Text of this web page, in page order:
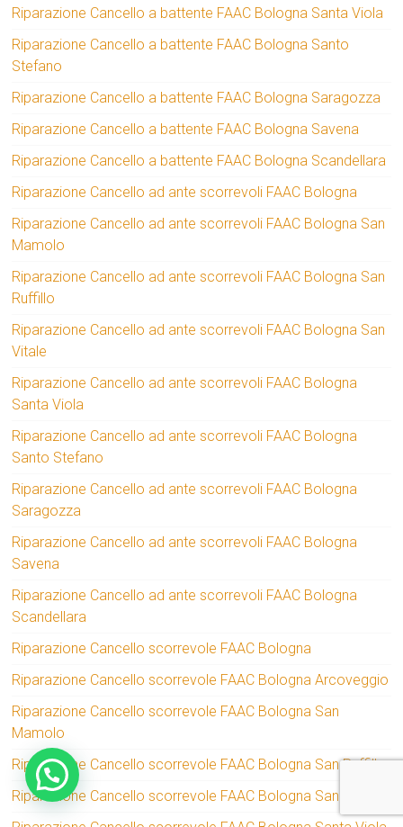
Riparazione Cancello a battente FAAC Bologna Santa Viola
Riparazione Cancello a battente FAAC Bologna Santo
Stefano
Riparazione Cancello a battente FAAC Bologna Saragozza
Riparazione Cancello a battente FAAC Bologna Savena
Riparazione Cancello a battente FAAC Bologna Scandellara
Riparazione Cancello ad ante scorrevoli FAAC Bologna
Riparazione Cancello ad ante scorrevoli FAAC Bologna San
Mamolo
Riparazione Cancello ad ante scorrevoli FAAC Bologna San
Ruffillo
Riparazione Cancello ad ante scorrevoli FAAC Bologna San
Vitale
Riparazione Cancello ad ante scorrevoli FAAC Bologna
Santa Viola
Riparazione Cancello ad ante scorrevoli FAAC Bologna
Santo Stefano
Riparazione Cancello ad ante scorrevoli FAAC Bologna
Saragozza
Riparazione Cancello ad ante scorrevoli FAAC Bologna
Savena
Riparazione Cancello ad ante scorrevoli FAAC Bologna
Scandellara
Riparazione Cancello scorrevole FAAC Bologna
Riparazione Cancello scorrevole FAAC Bologna Arcoveggio
Riparazione Cancello scorrevole FAAC Bologna San
Mamolo
Riparazione Cancello scorrevole FAAC Bologna San Ruffillo
Riparazione Cancello scorrevole FAAC Bologna San Vitale